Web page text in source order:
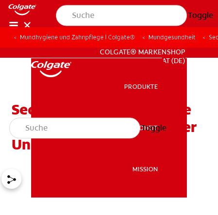
Toggle
MISSION
FÜR FACHKREISE
COLGATE® MARKENSHOP
AT (DE)
PRODUKTE
MUNDGESUNDHEIT
MISSION
Toggle
Mundhygiene und Zahnpflege | Colgate® Mundgesundheit
Sedierung und Anästhesie
beim Zahnarzt: Was ist der
Unterschied?